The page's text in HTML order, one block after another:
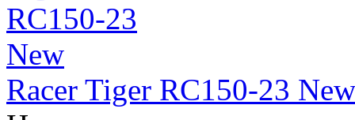
Racer Tiger RC150-23 New